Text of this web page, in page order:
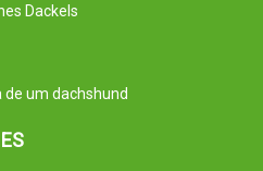
Dackels
de um dachshund